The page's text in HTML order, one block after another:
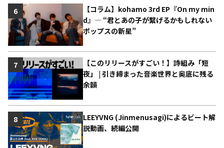
【コラム】kohamo 3rd EP『On my min
d』― “君とあの子が繋げるかもしれない
ポップスの新星”
6
【このリリースがすごい！】詩組み「短
夜」 | 引き締まった音楽世界と奥底に残る
余韻
7
LEEYVNG (Jinmenusagi)によるビート解
説動画、続編公開
8